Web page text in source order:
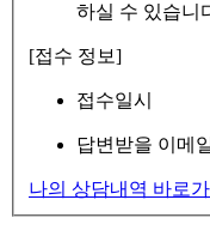
하실 수 있습니
[접수 정보]
접수일시
답변받을 이메
나의 상담내역 바로가